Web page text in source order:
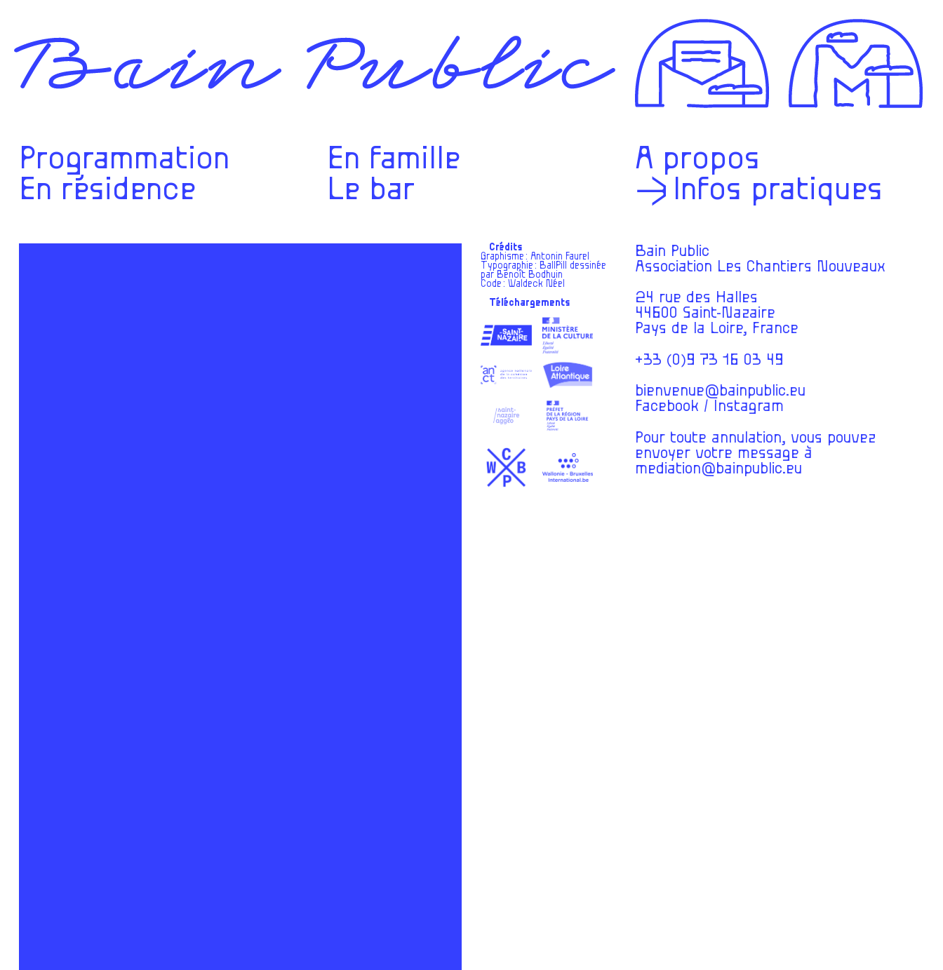
Programmation
En résidence
En famille
Le bar
À propos
Infos pratiques
Crédits
Graphisme :Antonin Faurel
Typographie : BallPill dessinée
par Benoît Bodhuin
Code :Waldeck Néel
Téléchargements
Bain Public
Association Les Chantiers Nouveaux
24 rue des Halles
44600 Saint-Nazaire
Pays de la Loire, France
+33 (0)9 73 16 03 49
bienvenue@bainpublic.eu
Facebook / Instagram
Pour toute annulation, vous pouvez
envoyer votre message à
mediation@bainpublic.eu